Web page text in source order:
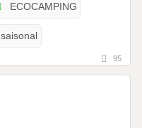
ECOCAMPING
saisonal
95